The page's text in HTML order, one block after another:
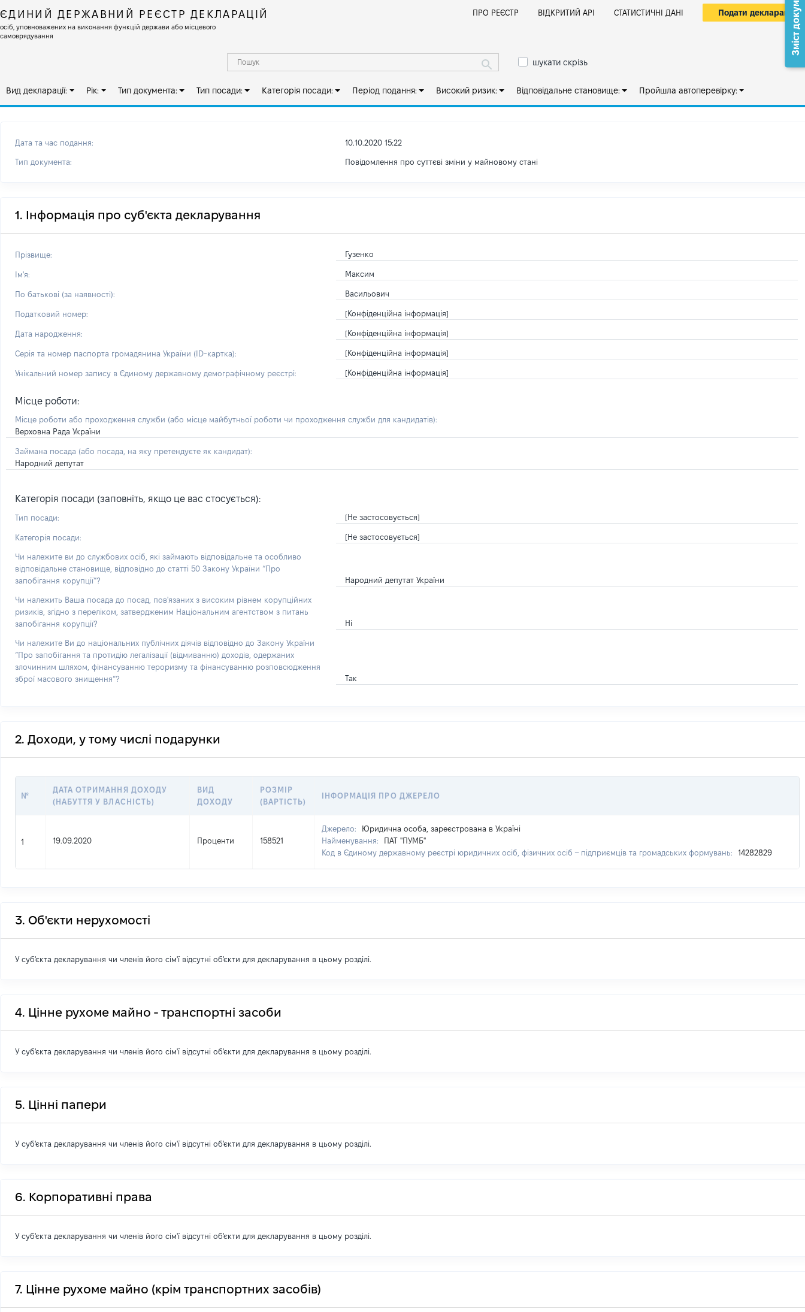
ЄДИНИЙ ДЕРЖАВНИЙ РЕЄСТР ДЕКЛАРАЦІЙ
осіб, уповноважених на виконання функцій держави або місцевого
самоврядування
ПРО РЕЄСТР ВІДКРИТИЙ АРІ СТАТИСТИЧНІ ДАНІ Подати декларацію
шукати скрізь
Вид декларації: Рік: Тип документа: Тип посади: Категорія посади: Період подання: Високий ризик: Відповідальне становище: Пройшла автоперевірку:
Дата та час подання: 10.10.2020 15:22
Тип документа: Повідомлення про суттєві зміни y майновому стані
1. Інформація про суб'єкта декларування
Прізвище: Гузенко
Ім'я: Максим
По батькові (за наявності): Васильович
Податковий номер: [Конфіденційна інформація]
Дата народження: [Конфіденційна інформація]
Серія та номер паспорта громадянина України (ID-картка): [Конфіденційна інформація]
Унікальний номер запису в Єдиному державному демографічному реєстрі: [Конфіденційна інформація]
Місце роботи:
Місце роботи або проходження служби (або місце майбутньої роботи чи проходження служби для кандидатів):
Верховна Рада України
Займана посада (або посада, на яку претендуєте як кандидат):
Народний депутат
Категорія посади (заповніть, якщо це вас стосується):
Тип посади: [Не застосовується]
Категорія посади: [Не застосовується]
Чи належите ви до службових осіб, які займають відповідальне та особливо
відповідальне становище, відповідно до статті 50 Закону України “Про
запобігання корупції”?
Народний депутат України
Чи належить Ваша посада до посад, пов'язаних з високим рівнем корупційних
ризиків, згідно з переліком, затвердженим Національним агентством з питань
запобігання корупції?
Ні
Чи належите Ви до національних публічних діячів відповідно до Закону України
“Про запобігання та протидію легалізації (відмиванню) доходів, одержаних
злочинним шляхом, фінансуванню тероризму та фінансуванню розповсюдження
зброї масового знищення”?
Так
2. Доходи, у тому числі подарунки
№
ДАТА ОТРИМАННЯ ДОХОДУ
(НАБУТТЯ У ВЛАСНІСТЬ)
ВИД
ДОХОДУ
РОЗМІР
(ВАРТІСТЬ)
ІНФОРМАЦІЯ ПРО ДЖЕРЕЛО
1 19.09.2020 Проценти 158521
Джерело:
Юридична особа, зареєстрована в Україні
Найменування:
ПАТ "ПУМБ"
Код в Єдиному державному реєстрі юридичних осіб, фізичних осіб – підприємців та громадських формувань:
14282829
3. Об'єкти нерухомості
У суб'єкта декларування чи членів його сім'ї відсутні об'єкти для декларування в цьому розділі.
4. Цінне рухоме майно - транспортні засоби
У суб'єкта декларування чи членів його сім'ї відсутні об'єкти для декларування в цьому розділі.
5. Цінні папери
У суб'єкта декларування чи членів його сім'ї відсутні об'єкти для декларування в цьому розділі.
6. Корпоративні права
У суб'єкта декларування чи членів його сім'ї відсутні об'єкти для декларування в цьому розділі.
7. Цінне рухоме майно (крім транспортних засобів)
Зміст документа